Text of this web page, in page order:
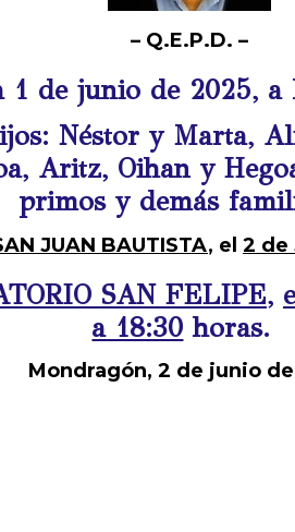
– Q.E.P.D. –
de junio de 2025, a
Néstor y Marta,
Aritz, Oihan y
primos y demás
JUAN BAUTISTA, el 2 de
SAN FELIPE,
a 18:30 horas.
Mondragón, 2 de junio